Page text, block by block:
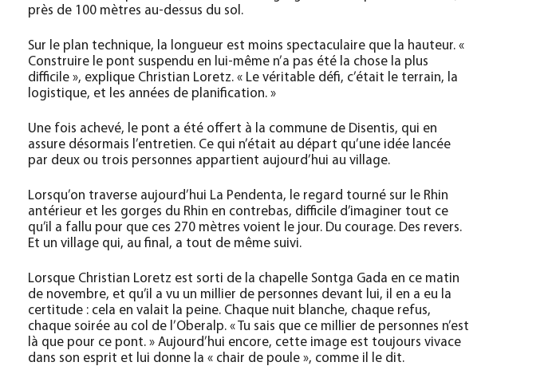
près de 100 mètres au-dessus du sol.
Sur le plan technique, la longueur est moins spectaculaire que la hauteur. «
Construire le pont suspendu en lui-même n’a pas été la chose la plus
difficile », explique Christian Loretz. « Le véritable défi, c’était le terrain, la
logistique, et les années de planification. »
Une fois achevé, le pont a été offert à la commune de Disentis, qui en
assure désormais l’entretien. Ce qui n’était au départ qu’une idée lancée
par deux ou trois personnes appartient aujourd’hui au village.
Lorsqu’on traverse aujourd’hui La Pendenta, le regard tourné sur le Rhin
antérieur et les gorges du Rhin en contrebas, difficile d’imaginer tout ce
qu’il a fallu pour que ces 270 mètres voient le jour. Du courage. Des revers.
Et un village qui, au final, a tout de même suivi.
Lorsque Christian Loretz est sorti de la chapelle Sontga Gada en ce matin
de novembre, et qu’il a vu un millier de personnes devant lui, il en a eu la
certitude : cela en valait la peine. Chaque nuit blanche, chaque refus,
chaque soirée au col de l’Oberalp. « Tu sais que ce millier de personnes n’est
là que pour ce pont. » Aujourd’hui encore, cette image est toujours vivace
dans son esprit et lui donne la « chair de poule », comme il le dit.